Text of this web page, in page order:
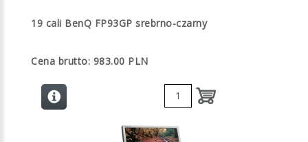
19 cali BenQ FP93GP srebrno-czarny
Cena brutto: 983.00 PLN